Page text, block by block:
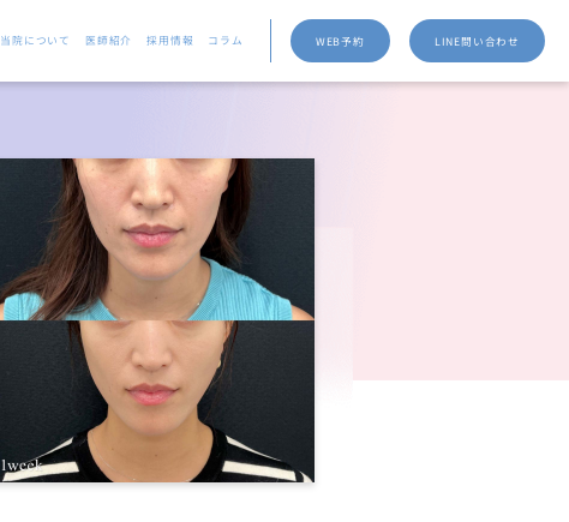
当院について 医師紹介 採用情報 コラム WEB予約 LINE問い合わせ